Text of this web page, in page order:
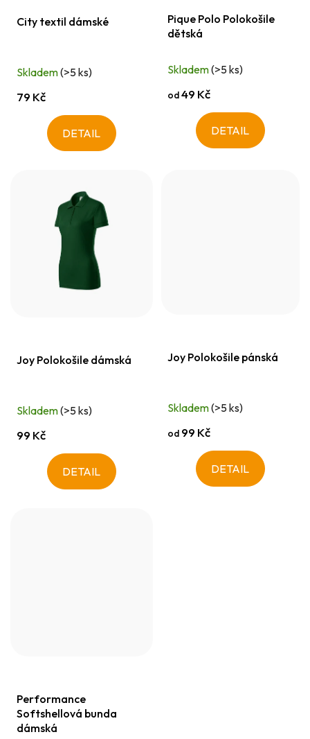
u
ů
City textil dámské
Skladem(>5 ks)
79 Kč
DETAIL
Pique Polo Polokošile
dětská
Skladem(>5 ks)
od49 Kč
DETAIL
Joy Polokošile dámská
Skladem(>5 ks)
99 Kč
DETAIL
Joy Polokošile pánská
Skladem(>5 ks)
od99 Kč
DETAIL
Performance
Softshellová bunda
dámská